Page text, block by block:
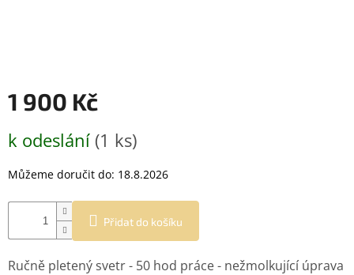
1 900 Kč
cena:
k odeslání (1 ks)
Můžeme doručit do: 18.8.2026
Přidat do košíku
Ručně pletený svetr - 50 hod práce - nežmolkující úprava